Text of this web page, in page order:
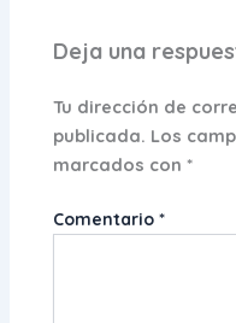
Deja una
Tu dirección de
publicada. Los
marcados con*
Comentario*